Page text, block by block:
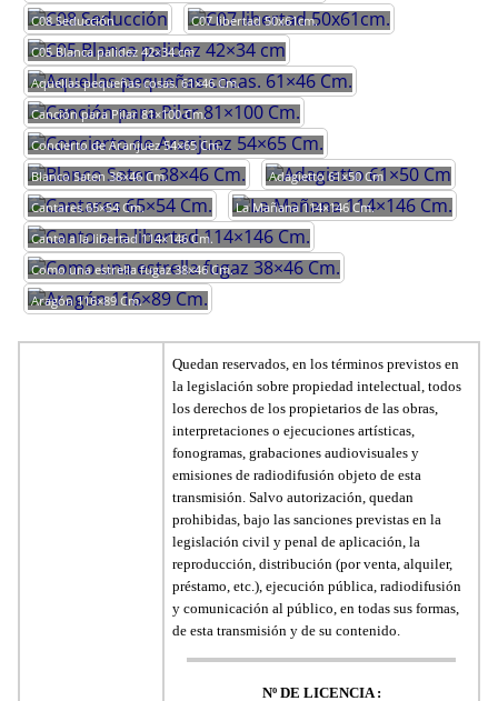
C08 Seducción
C07 libertad 50x61cm.
C05 Blanca palidez 42×34 cm
Aquellas pequeñas cosas. 61×46 Cm.
Canción para Pilar 81×100 Cm.
Concierto de Aranjuez 54×65 Cm.
Blanco Saten 38×46 Cm.
Adagietto 61×50 Cm
Cantares 65×54 Cm.
La Mañana 114×146 Cm.
Canto a la libertad 114×146 Cm.
Como una estrella fugaz 38×46 Cm.
Aragón 116×89 Cm.
Quedan reservados, en los términos previstos en
la legislación sobre propiedad intelectual, todos
los derechos de los propietarios de las obras,
interpretaciones o ejecuciones artísticas,
fonogramas, grabaciones audiovisuales y
emisiones de radiodifusión objeto de esta
transmisión. Salvo autorización, quedan
prohibidas, bajo las sanciones previstas en la
legislación civil y penal de aplicación, la
reproducción, distribución (por venta, alquiler,
préstamo, etc.), ejecución pública, radiodifusión
y comunicación al público, en todas sus formas,
de esta transmisión y de su contenido.
Nº DE LICENCIA :